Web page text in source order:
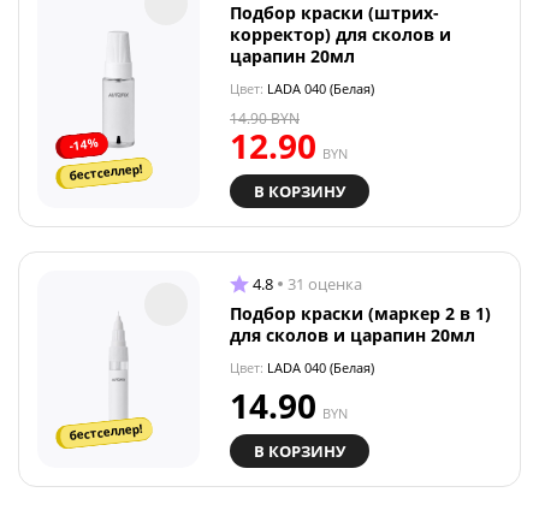
-14%
бестселлер!
Подбор краски (штрих-
корректор) для сколов и
царапин 20мл
Цвет: LADA 040 (Белая)
12.90 BYN
14.90BYN
В КОРЗИНУ
бестселлер!
4.8 31 оценка
Подбор краски (маркер 2 в 1)
для сколов и царапин 20мл
Цвет: LADA 040 (Белая)
14.90 BYN
В КОРЗИНУ